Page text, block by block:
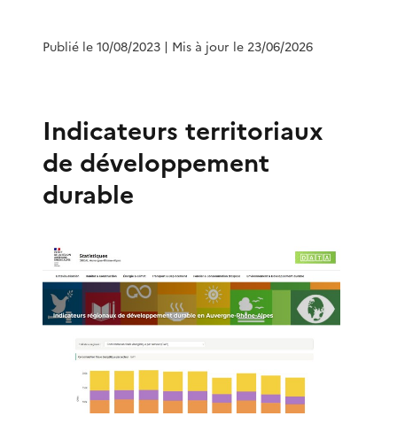
Publié le 10/08/2023 | Mis à jour le 23/06/2026
Indicateurs territoriaux
de développement
durable